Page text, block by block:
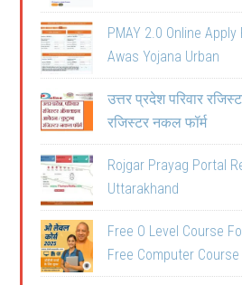
PMAY 2.0 Online Apply
Awas Yojana Urban
उत्तर प्रदेश परिवार
रजिस्टर नकल फॉर्म
Rojgar Prayag Portal
Uttarakhand
Free O Level Course
Free Computer Course